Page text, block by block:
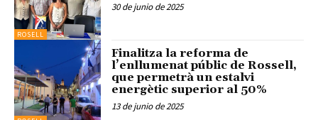
ROSELL
30 de junio de 2025
Finalitza la reforma de
l’enllumenat públic de Rossell,
que permetrà un estalvi
energètic superior al 50%
13 de junio de 2025